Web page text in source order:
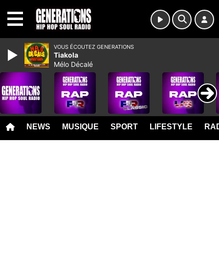
NEWS MUSIQUE SPORT LIFESTYLE
VOUS ÉCOUTEZ GENERATIONS
Tiakola
Mélo Décalé